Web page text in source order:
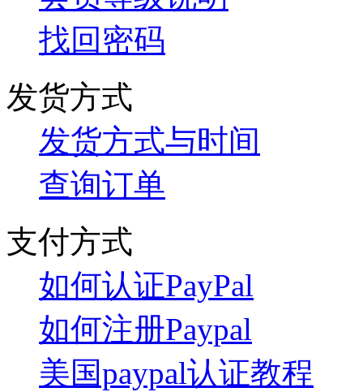
找回密码
发货方式
发货方式与时间
查询订单
支付方式
如何认证PayPal
如何注册Paypal
美国paypal认证教程